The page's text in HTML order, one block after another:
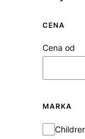
CENA
Cena od
MARKA
Marka